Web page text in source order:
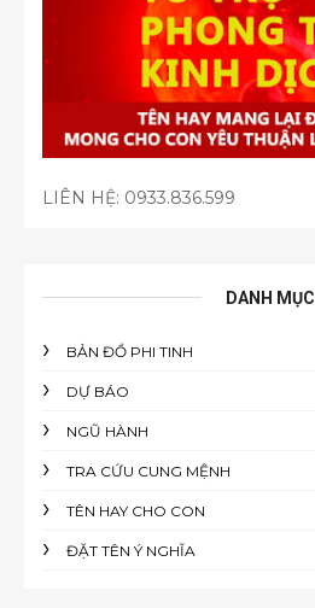
LIÊN HỆ: 0933.836.599
DANH MỤC
BẢN ĐỒ PHI TINH
DỰ BÁO
NGŨ HÀNH
TRA CỨU CUNG MỆNH
TÊN HAY CHO CON
ĐẶT TÊN Ý NGHĨA